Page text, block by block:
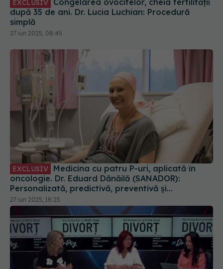
EXCLUSIV
după 35 de ani. Dr. Lucia Luchian: Procedură
simplă
27 iun 2025, 08:45
EXCLUSIV
oncologie. Dr. Eduard Dănăilă (SANADOR):
Personalizată, predictivă, preventivă și
participativă
27 iun 2025, 18:25